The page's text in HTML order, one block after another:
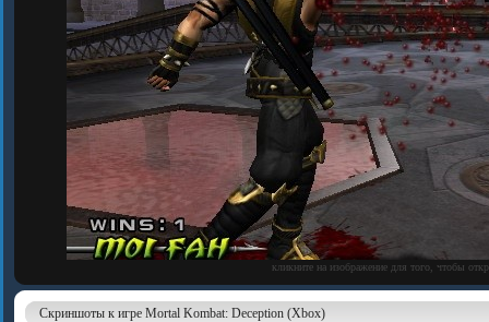
кликните на изображение для того, чтобы
Скриншоты к игре Mortal Kombat: Deception (Xbox)